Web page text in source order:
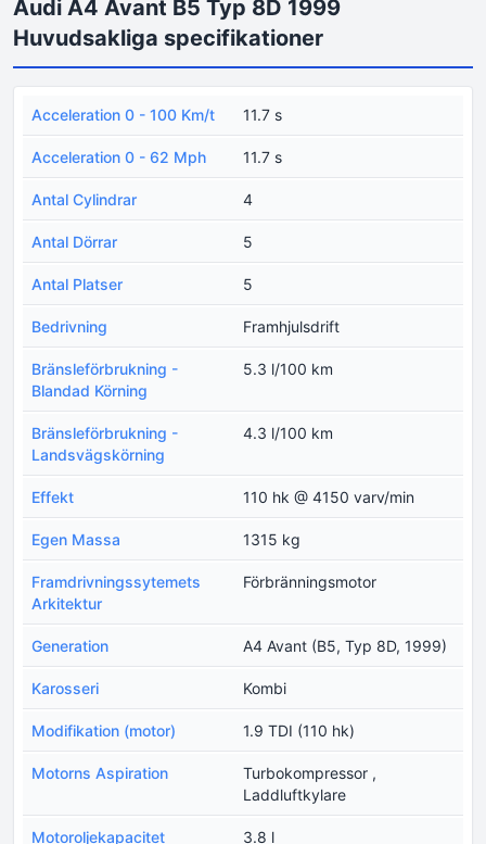
Audi A4 Avant B5 Typ 8D 1999
Huvudsakliga specifikationer
Acceleration 0 - 100 Km/t 11.7 s
Acceleration 0 - 62 Mph 11.7 s
Antal Cylindrar 4
Antal Dörrar 5
Antal Platser 5
Bedrivning Framhjulsdrift
Bränsleförbrukning -
Blandad Körning
5.3 l/100 km
Bränsleförbrukning -
Landsvägskörning
4.3 l/100 km
Effekt 110 hk @ 4150 varv/min
Egen Massa 1315 kg
Framdrivningssytemets
Arkitektur
Förbränningsmotor
Generation A4 Avant (B5, Typ 8D, 1999)
Karosseri Kombi
Modifikation (motor) 1.9 TDI (110 hk)
Motorns Aspiration
Turbokompressor ,
Laddluftkylare
Motoroljekapacitet 3.8 l